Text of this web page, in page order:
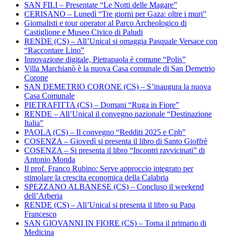
SAN FILI – Presentate “Le Notti delle Magare”
CERISANO – Lunedì “Tre giorni per Gaza: oltre i muri”
Giornalisti e tour operator al Parco Archeologico di
Castiglione e Museo Civico di Paludi
RENDE (CS) – All’Unical si omaggia Pasquale Versace con
“Raccontare Lino”
Innovazione digitale, Pietrapaola è comune “Polis”
Villa Marchianò è la nuova Casa comunale di San Demetrio
Corone
SAN DEMETRIO CORONE (CS) – S’inaugura la nuova
Casa Comunale
PIETRAFITTA (CS) – Domani “Ruga in Fiore”
RENDE – All’Unical il convegno nazionale “Destinazione
Italia”
PAOLA (CS) – Il convegno “Redditi 2025 e Cpb”
COSENZA – Giovedì si presenta il libro di Santo Gioffrè
COSENZA – Si presenta il libro “Incontri ravvicinati” di
Antonio Monda
Il prof. Franco Rubino: Serve approccio integrato per
stimolare la crescita economica della Calabria
SPEZZANO ALBANESE (CS) – Concluso il weekend
dell’Arberia
RENDE (CS) – All’Unical si presenta il libro su Papa
Francesco
SAN GIOVANNI IN FIORE (CS) – Torna il primario di
Medicina